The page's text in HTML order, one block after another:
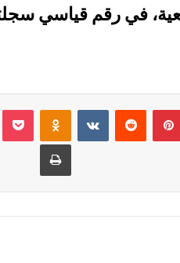
في رقم قياسي
بينتيريست